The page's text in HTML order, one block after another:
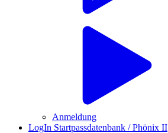
Anmeldung
LogIn Startpassdatenbank / Phönix II